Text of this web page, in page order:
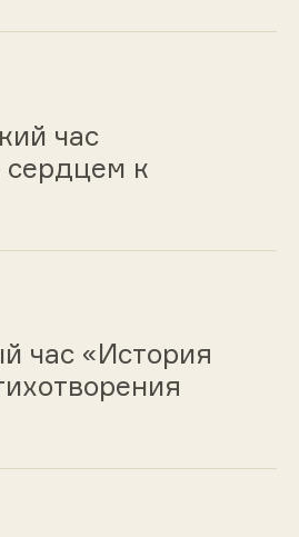
час
сердцем к
час «История